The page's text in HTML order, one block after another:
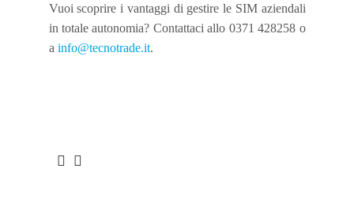
Vuoi scoprire i vantaggi di gestire le SIM aziendali
in totale autonomia? Contattaci allo 0371 428258 o
a info@tecnotrade.it.